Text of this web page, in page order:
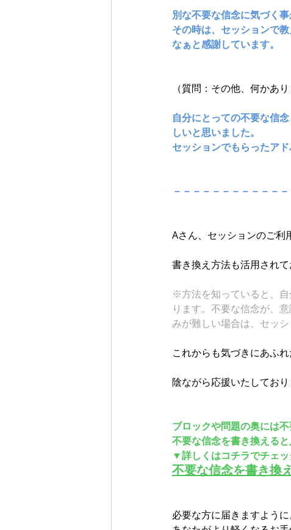
別な不要な信念に気づく事
その時は、セッションで
なぁと感謝しています。
（質問：その他、何かあ
自分にとっての不要な信
しいと思いました。
セッションでもらったア
－－－－－－－－－－－
Aさん、セッションのご利
書き換え方法も活用され
※方法を知っていると、
ります。不要な信念が、
みが難しい場合は、セッ
これからも気づきにあふ
陰ながら応援いたしてお
ブロックや問題の奥には
不要な信念を書き換える
▼詳しくはコチラでチェ
不要な信念を書き換
必要な方に届きますように